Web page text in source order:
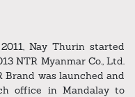
Nay Thurin started
NTR Myanmar Co., Ltd.
Brand was launched and
office in Mandalay to